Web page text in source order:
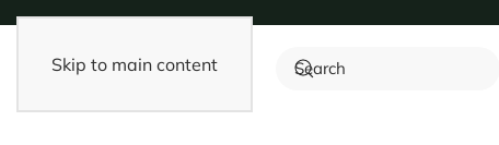
Skip to main content